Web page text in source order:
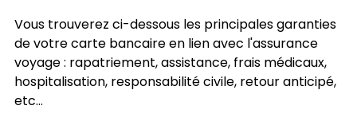
Vous trouverez ci-dessous les principales garanties
de votre carte bancaire en lien avec l'assurance
voyage : rapatriement, assistance, frais médicaux,
hospitalisation, responsabilité civile, retour anticipé,
etc...